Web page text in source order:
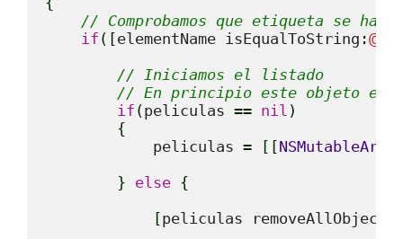
// Comprobamos que etiqueta se ha
if ( [elementName isEqualToString :@
// Iniciamos el listado
// En principio este objeto es
if (peliculas == nil )
{
            peliculas
= [ [
} else {
[peliculas removeAllObjects